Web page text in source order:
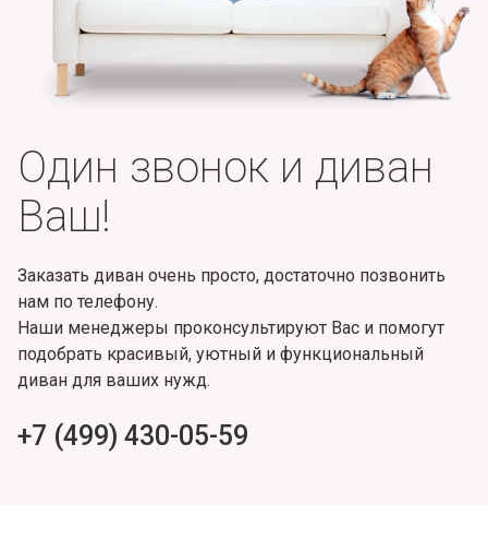
Один звонок и диван
Ваш!
Заказать диван очень просто, достаточно позвонить
нам по телефону.
Наши менеджеры проконсультируют Вас и помогут
подобрать красивый, уютный и функциональный
диван для ваших нужд.
+7 (499) 430-05-59